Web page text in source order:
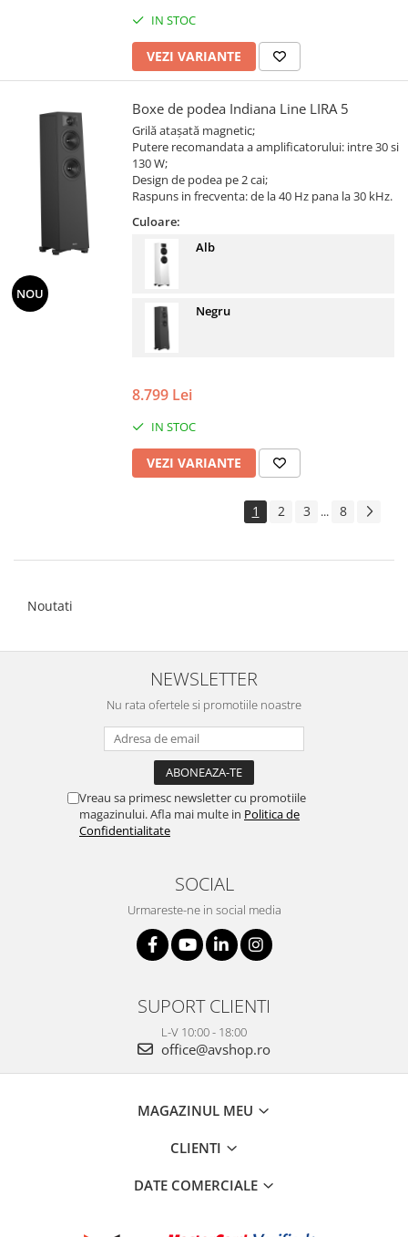
IN STOC
VEZI VARIANTE
NOU
Boxe de podea Indiana Line LIRA 5
Grilă atașată magnetic;
Putere recomandata a amplificatorului: intre 30 si
130 W;
Design de podea pe 2 cai;
Raspuns in frecventa: de la 40 Hz pana la 30 kHz.
Culoare:
Alb
Negru
8.799 Lei
IN STOC
VEZI VARIANTE
1 2 3 ... 8
Noutati
NEWSLETTER
Nu rata ofertele si promotiile noastre
Vreau sa primesc newsletter cu promotiile
magazinului. Afla mai multe in Politica de
Confidentialitate
SOCIAL
Urmareste-ne in social media
SUPORT CLIENTI
L-V 10:00 - 18:00
office@avshop.ro
MAGAZINUL MEU
CLIENTI
DATE COMERCIALE